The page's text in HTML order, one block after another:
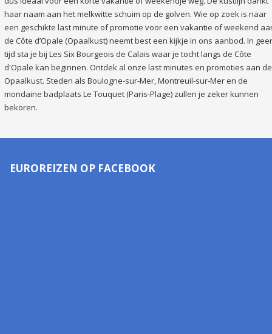
haar naam aan het melkwitte schuim op de golven. Wie op zoek is naar
een geschikte last minute of promotie voor een vakantie of weekend
de Côte d’Opale (Opaalkust) neemt best een kijkje in ons aanbod. In
tijd sta je bij Les Six Bourgeois de Calais waar je tocht langs de Côte
d'Opale kan beginnen. Ontdek al onze last minutes en promoties aan de
Opaalkust. Steden als Boulogne-sur-Mer, Montreuil-sur-Mer en de
mondaine badplaats Le Touquet (Paris-Plage) zullen je zeker kunnen
bekoren.
EUROREIZEN OP FACEBOOK